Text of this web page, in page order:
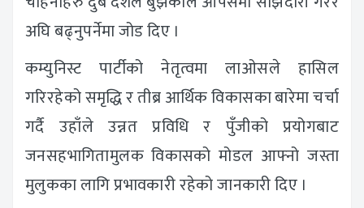
अघि बढ्नुपर्नेमा जोड दिए ।
कम्युनिस्ट पार्टीको नेतृत्वमा लाओसले हासिल
गरिरहेको समृद्धि र तीब्र आर्थिक विकासका बारेमा चर्चा
गर्दै उहाँले उन्नत प्रविधि र पुँजीको प्रयोगबाट
जनसहभागितामुलक विकासको मोडल आफ्नो जस्ता
मुलुकका लागि प्रभावकारी रहेको जानकारी दिए ।